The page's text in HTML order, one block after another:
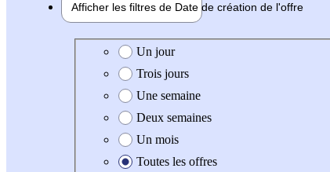
Afficher les filtres de Date de création de l'offre
Date de création de l'offre
Un jour
Trois jours
Une semaine
Deux semaines
Un mois
Toutes les offres